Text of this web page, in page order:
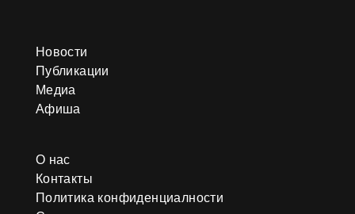
Новости
Публикации
Медиа
Афиша
О нас
Контакты
Политика конфиденциалности